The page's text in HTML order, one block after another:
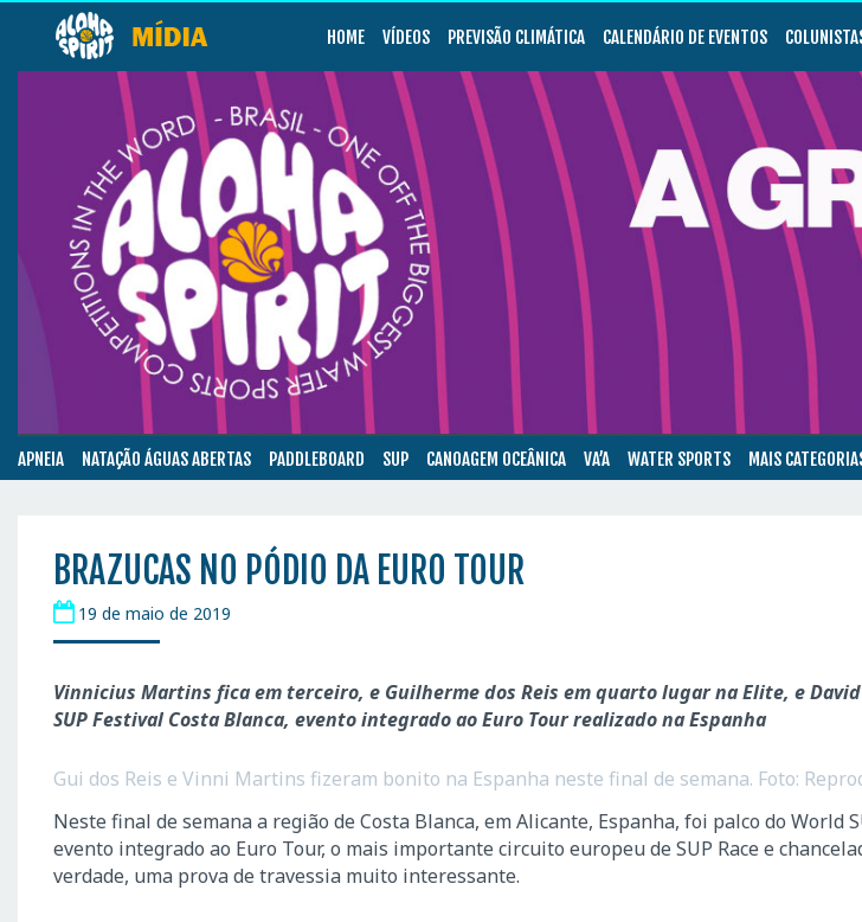
HOME VÍDEOS PREVISÃO CLIMÁTICA CALENDÁRIO DE EVENTOS
APNEIA NATAÇÃO ÁGUAS ABERTAS PADDLEBOARD SUP CANOAGEM OCEÂNICA VA’A WATER SPORTS MAIS
BRAZUCAS NO PÓDIO DA EURO TOUR
19 de maio de 2019
Vinnicius Martins fica em terceiro, e Guilherme dos Reis em quarto lugar na Elite, e
SUP Festival Costa Blanca, evento integrado ao Euro Tour realizado na Espanha
Gui dos Reis e Vinni Martins fizeram bonito na Espanha neste final de semana. Foto:
Neste final de semana a região de Costa Blanca, em Alicante, Espanha, foi palco do World
evento integrado ao Euro Tour, o mais importante circuito europeu de SUP Race e
verdade, uma prova de travessia muito interessante.